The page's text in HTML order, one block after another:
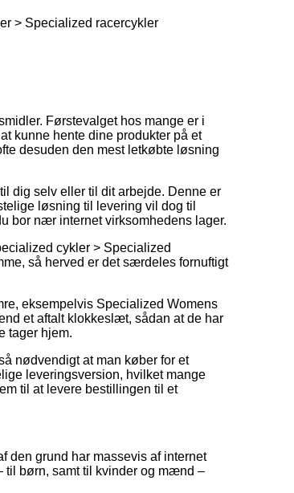
> Specialized racercykler
Førstevalget hos mange er i
kunne hente dine produkter på et
desuden den mest letkøbte løsning
dig selv eller til dit arbejde. Denne er
løsning til levering vil dog til
bor nær internet virksomhedens lager.
cykler > Specialized
så herved er det særdeles fornuftigt
eksempelvis Specialized Womens
et aftalt klokkeslæt, sådan at de har
tager hjem.
nødvendigt at man køber for et
leveringsversion, hvilket mange
til at levere bestillingen til et
den grund har massevis af internet
til børn, samt til kvinder og mænd –